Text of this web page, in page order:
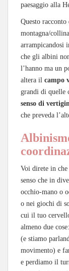
paesaggio alla
Questo racconto
montagna/
arrampicandosi
che gli albini
l’hanno ma un
altera il campo
grandi di quelle
senso di
che preveda
Voi direte in che
senso che in
occhio-mano o
o nei giochi di
cui il tuo
almeno due
(e stiamo
movimento) e
e perdiamo il